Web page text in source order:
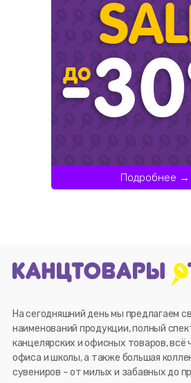
Подробнее →
На сегодняшний день мы предлагаем
наименований продукции, полный
канцелярских и офисных товаров, всё
офиса и школы, а также большая
сувениров – от милых и забавных до